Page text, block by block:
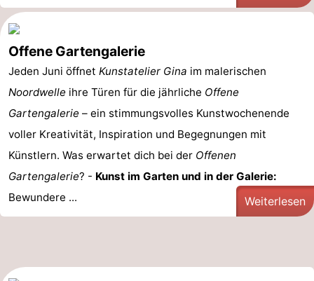
Offene Gartengalerie
Jeden Juni öffnet Kunstatelier Gina im malerischen
Noordwelle ihre Türen für die jährliche Offene
Gartengalerie – ein stimmungsvolles Kunstwochenende
voller Kreativität, Inspiration und Begegnungen mit
Künstlern. Was erwartet dich bei der Offenen
Gartengalerie? - Kunst im Garten und in der Galerie:
Bewundere ...
Weiterlesen